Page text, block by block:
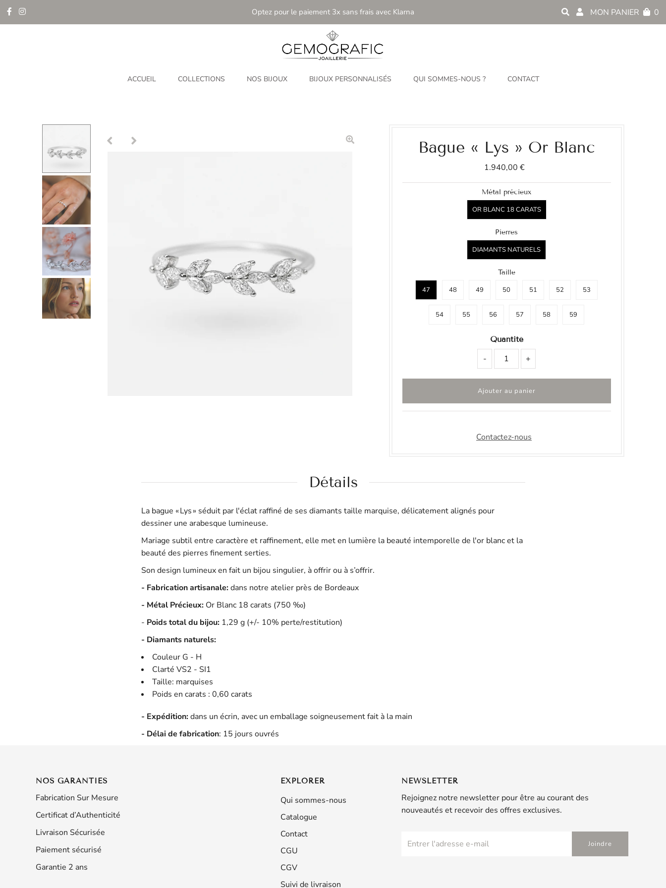
Optez pour le paiement 3x sans frais avec Klarna MON PANIER 0
ACCUEIL COLLECTIONS NOS BIJOUX BIJOUX PERSONNALISÉS QUI SOMMES-NOUS ? CONTACT
Bague « Lys » Or Blanc
1.940,00 €
Métal précieux
OR BLANC 18 CARATS
Pierres
DIAMANTS NATURELS
Taille
47 48 49 50 51 52 53
54 55 56 57 58 59
Quantité
- +
Contactez-nous
Détails
La bague « Lys » séduit par l'éclat raffiné de ses diamants taille marquise, délicatement alignés pour
dessiner une arabesque lumineuse.
Mariage subtil entre caractère et raffinement, elle met en lumière la beauté intemporelle de l'or blanc et la
beauté des pierres finement serties.
Son design lumineux en fait un bijou singulier, à offrir ou à s’offrir.
- Fabrication artisanale:dans notre atelier près de Bordeaux
- Métal Précieux: Or Blanc 18 carats (750 ‰)
- Poids total du bijou: 1,29 g (+/- 10% perte/restitution)
- Diamants naturels:
Couleur G - H
Clarté VS2 - SI1
Taille: marquises
Poids en carats : 0,60 carats
- Expédition:dans un écrin, avec un emballage soigneusement fait à la main
- Délai de fabrication: 15 jours ouvrés
NOS GARANTIES
Fabrication Sur Mesure
Certificat d’Authenticité
Livraison Sécurisée
Paiement sécurisé
Garantie 2 ans
EXPLORER
Qui sommes-nous
Catalogue
Contact
CGU
CGV
Suivi de livraison
NEWSLETTER
Rejoignez notre newsletter pour être au courant des
nouveautés et recevoir des offres exclusives.